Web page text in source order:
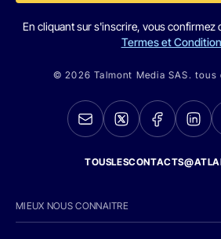
En cliquant sur s'inscrire, vous confirmez
Termes et
© 2026 Talmont Media SAS. tous
MIEUX NOUS CONNAITRE